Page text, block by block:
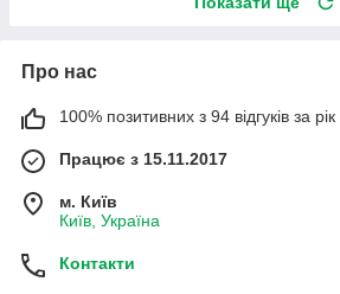
Про нас
100% позитивних з 94 відгуків за рік
Працює з 15.11.2017
м. Київ
Київ, Україна
Контакти